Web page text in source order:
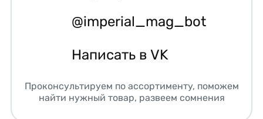
@imperial_mag_bot
Написать в VK
Проконсультируем по ассортименту, поможем
найти нужный товар, развеем сомнения